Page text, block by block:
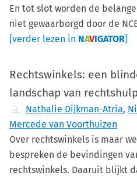
En tot slot worden de
niet gewaarborgd door de
[verder lezen in NAVIGATOR]
Rechtswinkels: een
landschap van
Nathalie Dijkman-Atria,
Mercede van Voorthuizen
Over rechtswinkels is maar
bespreken de bevindingen
rechtswinkels. Daaruit blijkt